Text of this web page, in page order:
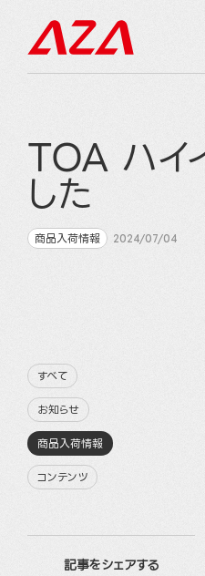
TOA ハイ
した
商品入荷情報 2024/07/04
すべて
お知らせ
商品入荷情報
コンテンツ
記事をシェアする